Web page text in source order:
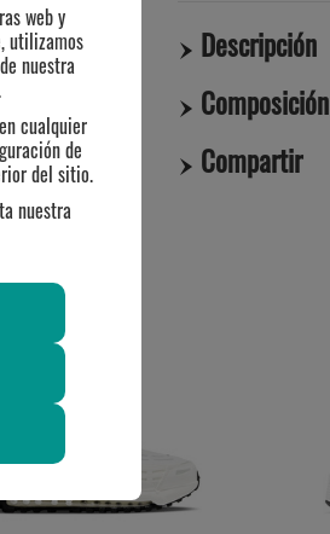
Descripción
Composición
Compartir
web y
utilizamos
nuestra
cualquier
de
del sitio.
nuestra